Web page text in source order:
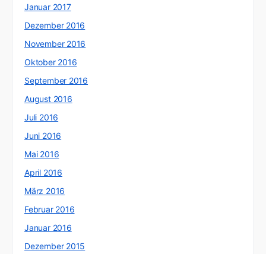
Januar 2017
Dezember 2016
November 2016
Oktober 2016
September 2016
August 2016
Juli 2016
Juni 2016
Mai 2016
April 2016
März 2016
Februar 2016
Januar 2016
Dezember 2015